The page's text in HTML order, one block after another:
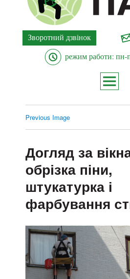
Зворотний дзвінок
режим работи: пн-
Previous Image
Догляд за
обрізка піни,
штукатурка і
фарбування